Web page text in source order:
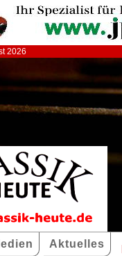
2026
Aktuelles